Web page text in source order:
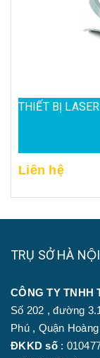
THIẾT BỊ
Liên hệ
TRỤ SỞ HÀ NỘI
CÔNG TY TNHH
Số 202 , đường
Phú , Quận
ĐKKD số: